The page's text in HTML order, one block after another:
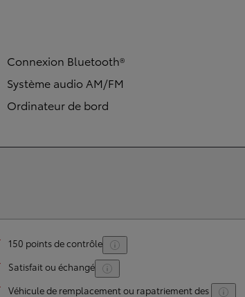
Connexion Bluetooth®
Système audio AM/FM
Ordinateur de bord
150 points de contrôle
Satisfait ou échangé
Véhicule de remplacement ou rapatriement des